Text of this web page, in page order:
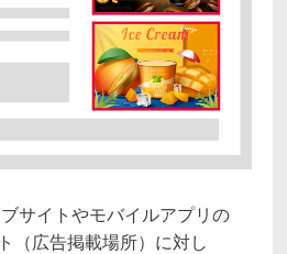
サイトやモバイルアプリの
（広告掲載場所）に対し